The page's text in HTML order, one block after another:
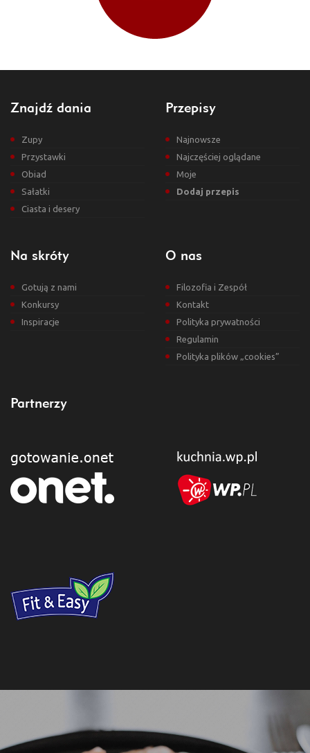
Znajdź dania
Zupy
Przystawki
Obiad
Sałatki
Ciasta i desery
Przepisy
Najnowsze
Najczęściej oglądane
Moje
Dodaj przepis
Na skróty
Gotują z nami
Konkursy
Inspiracje
O nas
Filozofia i Zespół
Kontakt
Polityka prywatności
Regulamin
Polityka plików „cookies”
Partnerzy